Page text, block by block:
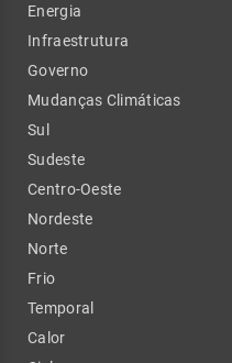
Energia
Infraestrutura
Governo
Mudanças Climáticas
Sul
Sudeste
Centro-Oeste
Nordeste
Norte
Frio
Temporal
Calor